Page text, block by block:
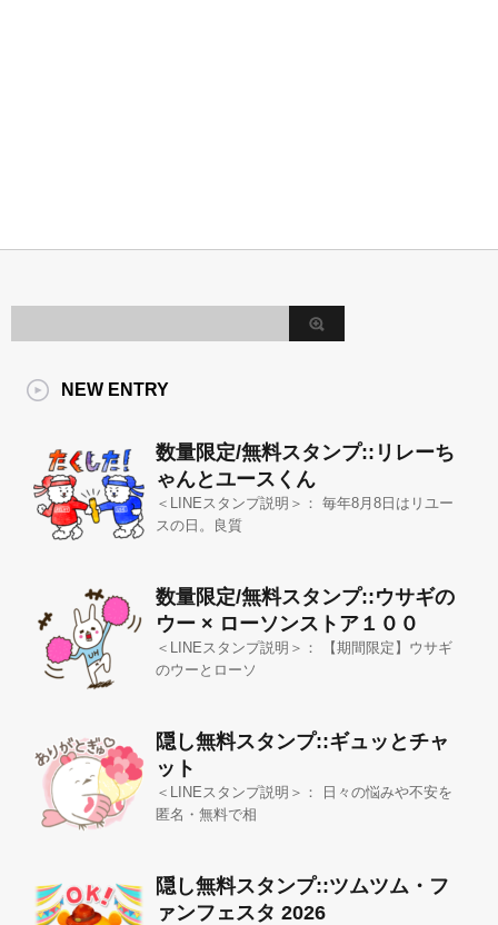
NEW ENTRY
数量限定/無料スタンプ::リレーち
ゃんとユースくん
＜LINEスタンプ説明＞： 毎年8月8日はリユー
スの日。良質
数量限定/無料スタンプ::ウサギの
ウー × ローソンストア１００
＜LINEスタンプ説明＞： 【期間限定】ウサギ
のウーとローソ
隠し無料スタンプ::ギュッとチャ
ット
＜LINEスタンプ説明＞： 日々の悩みや不安を
匿名・無料で相
隠し無料スタンプ::ツムツム・フ
ァンフェスタ 2026